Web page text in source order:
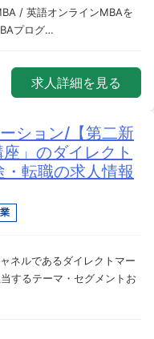
/ 英語オンラインMBAを
プログ…
求人詳細を見る
ション/【第二新
」のダイレクト
転職の求人情報
ネルであるダイレクトマー
するテーマ・セグメントお